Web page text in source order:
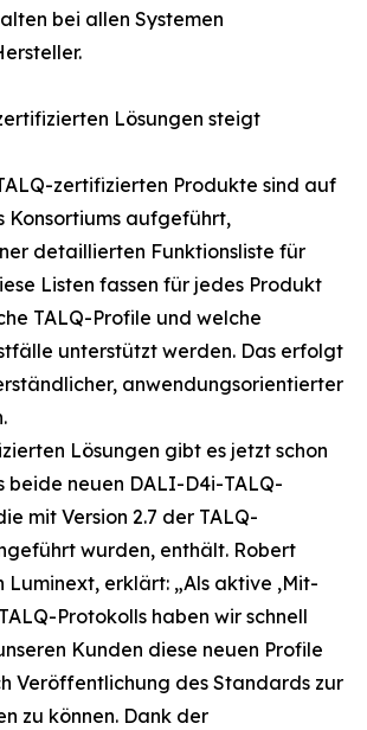
bei allen Systemen
Lösungen steigt
zertifizierten Produkte sind auf
Konsortiums aufgeführt,
detaillierten Funktionsliste für
Listen fassen für jedes Produkt
TALQ-Profile und welche
unterstützt werden. Das erfolgt
anwendungsorientierter
Lösungen gibt es jetzt schon
beide neuen DALI-D4i-TALQ-
mit Version 2.7 der TALQ-
wurden, enthält. Robert
Luminext, erklärt: „Als aktive ‚Mit-
Protokolls haben wir schnell
Kunden diese neuen Profile
Veröffentlichung des Standards zur
zu können. Dank der